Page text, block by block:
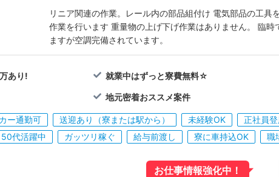
リニア関連の作業。レール内の部品組付け 電気部品の工
作業を行います 重量物の上げ下げ作業はありません。 臨
ますが空調完備されています。
あり! 就業中はずっと寮費無料☆
地元密着おススメ案件
ー通勤可 送迎あり（寮または駅から） 未経験OK 正社員
代活躍中 ガッツリ稼ぐ 給与前渡し 寮に車持込OK 職
お仕事情報強化中！